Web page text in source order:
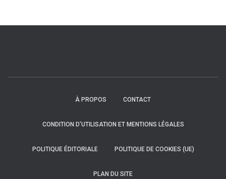
À PROPOS CONTACT
CONDITION D’UTILISATION ET MENTIONS LÉGALES
POLITIQUE ÉDITORIALE POLITIQUE DE COOKIES (UE)
PLAN DU SITE